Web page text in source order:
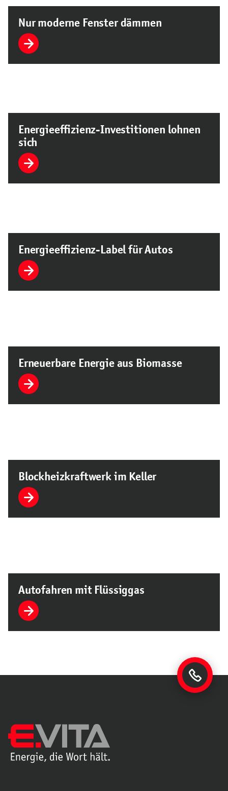
Nur moderne Fenster dämmen
Energieeffizienz-Investitionen lohnen
sich
Energieeffizienz-Label für Autos
Erneuerbare Energie aus Biomasse
Blockheizkraftwerk im Keller
Autofahren mit Flüssiggas